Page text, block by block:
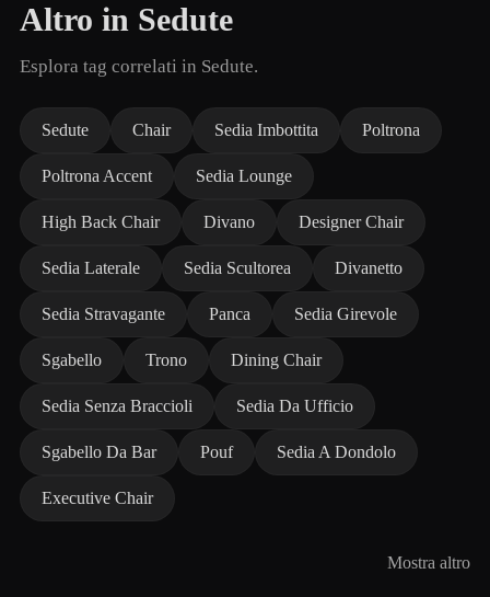
Altro in Sedute
Esplora tag correlati in Sedute.
Sedute Chair Sedia Imbottita Poltrona
Poltrona Accent Sedia Lounge
High Back Chair Divano Designer Chair
Sedia Laterale Sedia Scultorea Divanetto
Sedia Stravagante Panca Sedia Girevole
Sgabello Trono Dining Chair
Sedia Senza Braccioli Sedia Da Ufficio
Sgabello Da Bar Pouf Sedia A Dondolo
Executive Chair
Mostra altro